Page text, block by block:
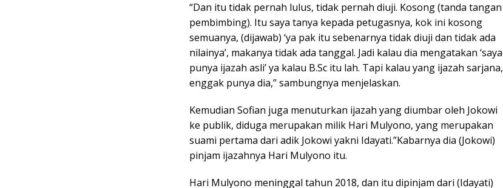
“Dan itu tidak pernah lulus, tidak pernah diuji. Kosong (tanda tangan
pembimbing). Itu saya tanya kepada petugasnya, kok ini kosong
semuanya, (dijawab) ‘ya pak itu sebenarnya tidak diuji dan tidak ada
nilainya’, makanya tidak ada tanggal. Jadi kalau dia mengatakan ‘saya
punya ijazah asli’ ya kalau B.Sc itu lah. Tapi kalau yang ijazah sarjana,
enggak punya dia,” sambungnya menjelaskan.
Kemudian Sofian juga menuturkan ijazah yang diumbar oleh Jokowi
ke publik, diduga merupakan milik Hari Mulyono, yang merupakan
suami pertama dari adik Jokowi yakni Idayati.”Kabarnya dia (Jokowi)
pinjam ijazahnya Hari Mulyono itu.
Hari Mulyono meninggal tahun 2018, dan itu dipinjam dari (Idayati)